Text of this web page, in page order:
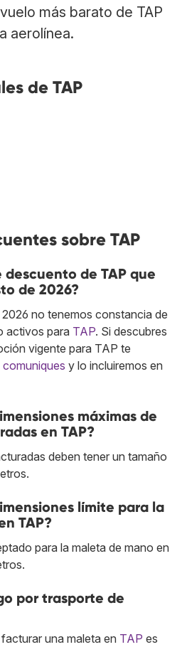
más barato de TAP
aerolínea.
de TAP
sobre TAP
de TAP que
de 2026?
no tenemos constancia de
activos para TAP. Si descubres
vigente para TAP te
y lo incluiremos en
máximas de
en TAP?
deben tener un tamaño
límite para la
TAP?
para la maleta de mano en
por trasporte de
una maleta en TAP es